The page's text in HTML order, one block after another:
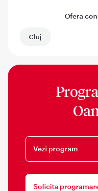
Ofera
Cluj
Vezi program
Solicita